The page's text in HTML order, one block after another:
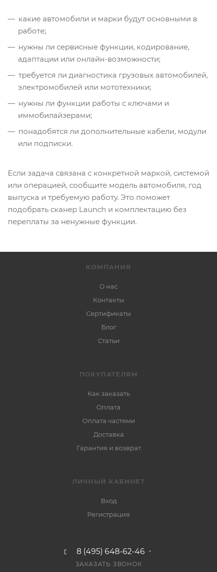
какие автомобили и марки будут основными в
работе;
нужны ли сервисные функции, кодирование,
адаптации или онлайн-возможности;
требуется ли диагностика грузовых автомобилей,
электромобилей или мототехники;
нужны ли функции работы с ключами и
иммобилайзерами;
понадобятся ли дополнительные кабели, модули
или подписки.
Если задача связана с конкретной маркой, системой
или операцией, сообщите модель автомобиля, год
выпуска и требуемую работу. Это поможет
подобрать сканер Launch и комплектацию без
переплаты за ненужные функции.
КОМПАНИЯ
О нас
Контакты
Сертификаты
Блог
Статьи
ПОКУПАТЕЛЯМ
Как заказать
Оплата
Оплата частями
Доставка
Гарантия и возврат
ЛИЧНЫЙ КАБИНЕТ
Вход
Регистрация
8 (495) 648-62-46
ЗАКАЗАТЬ ЗВОНОК